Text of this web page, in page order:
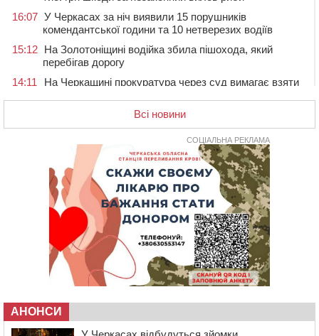
16:07 У Черкасах за ніч виявили 15 порушників
комендантської години та 10 нетверезих водіїв
15:12 На Золотоніщині водійка збила пішохода, який
перебігав дорогу
14:11
На Черкащині прокуратура через суд вимагає взяти
У Смілі біля магазину під колесами вантажівки
загинула жінка
У Черкасах пропонують для приватизації
п’ятиповерховий об’єкт у центрі міста
Не вистачає стажу для пенсії: як його докупити та що
потрібно знати
У Черкасах виявили низку недоліків у гуртожитку, де
проживають ВПО
07 СЕРПНЯ 2026, П'ЯТНИЦЯ
На Черкащині врятували рідкісного чорного грифа
(ФОТО)
ліцею “Перспектива” до кінця року
19:34 На Уманщині суд припинив право оренди земельних
Всі новини
СОЦІАЛЬНА РЕКЛАМА
АНОНСИ